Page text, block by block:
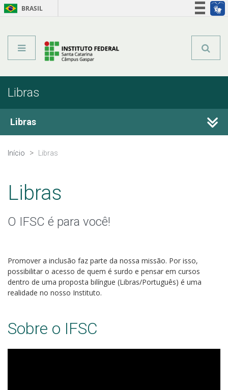
BRASIL
Libras
Libras
Sobre o IFSC
Início Libras
Libras
O IFSC é para você!
Promover a inclusão faz parte da nossa missão. Por isso,
possibilitar o acesso de quem é surdo e pensar em cursos
dentro de uma proposta bilíngue (Libras/Português) é uma
realidade no nosso Instituto.
Sobre o IFSC